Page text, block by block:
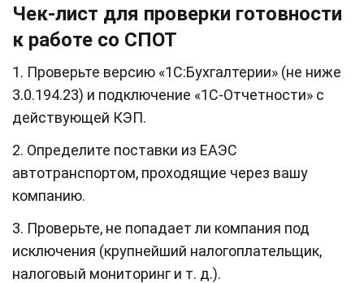
Чек‑лист для проверки готовности
к работе со СПОТ
1. Проверьте версию «1С:Бухгалтерии» (не ниже
3.0.194.23) и подключение «1С‑Отчетности» с
действующей КЭП.
2. Определите поставки из ЕАЭС
автотранспортом, проходящие через вашу
компанию.
3. Проверьте, не попадает ли компания под
исключения (крупнейший налогоплательщик,
налоговый мониторинг и т. д.).